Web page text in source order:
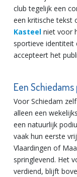
club tegelijk een
een kritische tekst
Kasteel niet voor
sportieve identiteit
accepteert het
Een
Voor Schiedam
alleen een
een natuurlijk
vaak hun eerste
Vlaardingen of
springlevend. Het
verdiend, blijft